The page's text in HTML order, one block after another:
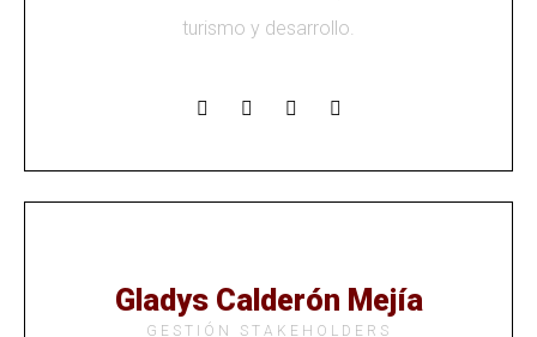
turismo y desarrollo.
Gladys Calderón Mejía
GESTIÓN STAKEHOLDERS